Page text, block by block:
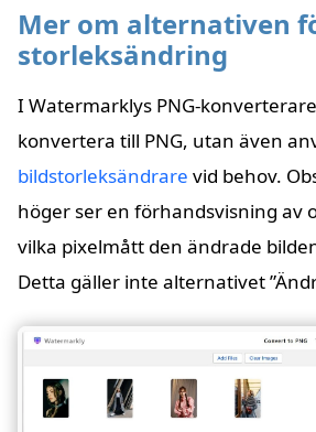
Mer om alternativen
storleksändring
I Watermarklys PNG-
konvertera till PNG, utan även
bildstorleksändrare vid behov.
höger ser en förhandsvisning av
vilka pixelmått den ändrade
Detta gäller inte alternativet